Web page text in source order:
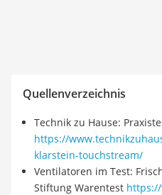
Quellenverzeichnis
Technik zu Hause:
https://
klarstein-touchstream/
Ventilatoren im Test:
Stiftung Warentest